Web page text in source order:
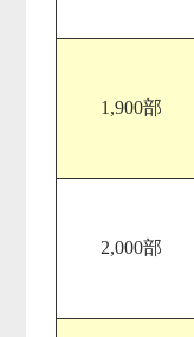
1,900部
2,000部